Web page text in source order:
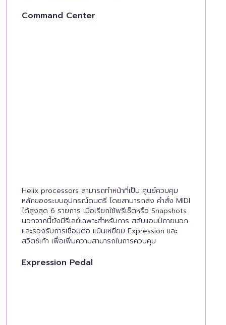
Command Center
Helix processors สามารถทำหน้าที่เป็น ศูนย์ควบคุม
หลักของระบบอุปกรณ์ดนตรี โดยสามารถส่ง คำสั่ง MIDI
ได้สูงสุด 6 รายการ เมื่อเรียกใช้พรีเซ็ตหรือ Snapshots
นอกจากนี้ยังมีรีเลย์เฉพาะสำหรับการ สลับแอมป์ภายนอก
และรองรับการเชื่อมต่อ แป้นเหยียบ Expression และ
สวิตช์เท้า เพื่อเพิ่มความสามารถในการควบคุม
Expression Pedal